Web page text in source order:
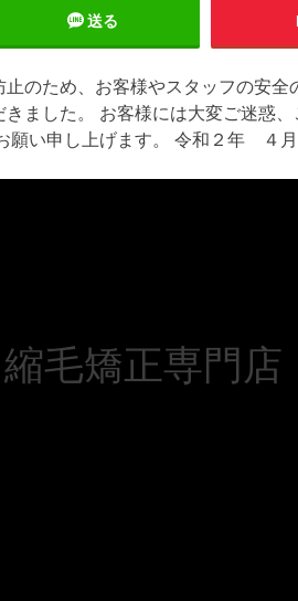
送る
のため、お客様やスタッフの安全
ました。 お客様には大変ご迷惑
願い申し上げます。 令和２年 ４
毛矯正専門店